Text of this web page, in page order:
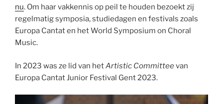
nu. Om haar vakkennis op peil te houden bezoekt zij
regelmatig symposia, studiedagen en festivals zoals
Europa Cantat en het World Symposium on Choral
Music.
In 2023 was ze lid van hetArtistic Committeevan
Europa Cantat Junior Festival Gent 2023.